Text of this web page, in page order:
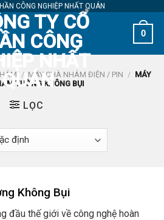
CÔNG NGHIỆP NHẤT QUÁN
0
/ MÁY CHÀ NHÁM ĐIỆN / PIN / MÁY
TƯỜNG KHÔNG BỤI
LỌC
Không Bụi
đầu thế giới về công nghệ hoàn